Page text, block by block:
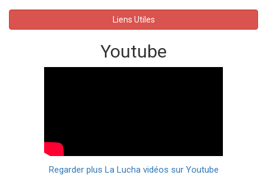
Liens Utiles
Youtube
Regarder plus La Lucha vidéos sur Youtube